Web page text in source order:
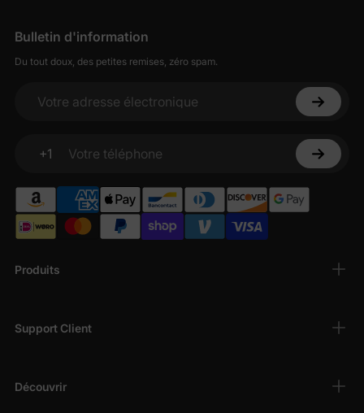
Produits
Support Client
Découvrir
Bulletin d'information
Du tout doux, des petites remises, zéro spam.
Votre adresse électronique
+1
Votre téléphone